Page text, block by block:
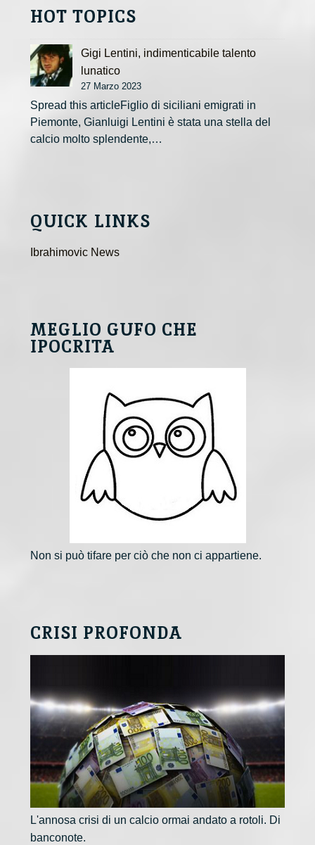
HOT TOPICS
Gigi Lentini, indimenticabile talento
lunatico
27 Marzo 2023
Spread this articleFiglio di siciliani emigrati in
Piemonte, Gianluigi Lentini è stata una stella del
calcio molto splendente,…
QUICK LINKS
Ibrahimovic News
MEGLIO GUFO CHE
IPOCRITA
Non si può tifare per ciò che non ci appartiene.
CRISI PROFONDA
L'annosa crisi di un calcio ormai andato a rotoli. Di
banconote.